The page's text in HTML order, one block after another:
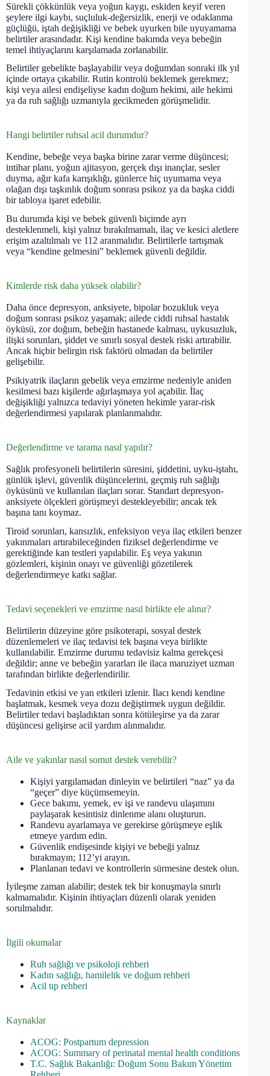
Sürekli çökkünlük veya yoğun kaygı, eskiden keyif veren
şeylere ilgi kaybı, suçluluk-değersizlik, enerji ve odaklanma
güçlüğü, iştah değişikliği ve bebek uyurken bile uyuyamama
belirtiler arasındadır. Kişi kendine bakımda veya bebeğin
temel ihtiyaçlarını karşılamada zorlanabilir.
Belirtiler gebelikte başlayabilir veya doğumdan sonraki ilk yıl
içinde ortaya çıkabilir. Rutin kontrolü beklemek gerekmez;
kişi veya ailesi endişeliyse kadın doğum hekimi, aile hekimi
ya da ruh sağlığı uzmanıyla gecikmeden görüşmelidir.
Hangi belirtiler ruhsal acil durumdur?
Kendine, bebeğe veya başka birine zarar verme düşüncesi;
intihar planı, yoğun ajitasyon, gerçek dışı inançlar, sesler
duyma, ağır kafa karışıklığı, günlerce hiç uyumama veya
olağan dışı taşkınlık doğum sonrası psikoz ya da başka ciddi
bir tabloya işaret edebilir.
Bu durumda kişi ve bebek güvenli biçimde ayrı
desteklenmeli, kişi yalnız bırakılmamalı, ilaç ve kesici aletlere
erişim azaltılmalı ve 112 aranmalıdır. Belirtilerle tartışmak
veya “kendine gelmesini” beklemek güvenli değildir.
Kimlerde risk daha yüksek olabilir?
Daha önce depresyon, anksiyete, bipolar bozukluk veya
doğum sonrası psikoz yaşamak; ailede ciddi ruhsal hastalık
öyküsü, zor doğum, bebeğin hastanede kalması, uykusuzluk,
ilişki sorunları, şiddet ve sınırlı sosyal destek riski artırabilir.
Ancak hiçbir belirgin risk faktörü olmadan da belirtiler
gelişebilir.
Psikiyatrik ilaçların gebelik veya emzirme nedeniyle aniden
kesilmesi bazı kişilerde ağırlaşmaya yol açabilir. İlaç
değişikliği yalnızca tedaviyi yöneten hekimle yarar-risk
değerlendirmesi yapılarak planlanmalıdır.
Değerlendirme ve tarama nasıl yapılır?
Sağlık profesyoneli belirtilerin süresini, şiddetini, uyku-iştahı,
günlük işlevi, güvenlik düşüncelerini, geçmiş ruh sağlığı
öyküsünü ve kullanılan ilaçları sorar. Standart depresyon-
anksiyete ölçekleri görüşmeyi destekleyebilir; ancak tek
başına tanı koymaz.
Tiroid sorunları, kansızlık, enfeksiyon veya ilaç etkileri benzer
yakınmaları artırabileceğinden fiziksel değerlendirme ve
gerektiğinde kan testleri yapılabilir. Eş veya yakının
gözlemleri, kişinin onayı ve güvenliği gözetilerek
değerlendirmeye katkı sağlar.
Tedavi seçenekleri ve emzirme nasıl birlikte ele alınır?
Belirtilerin düzeyine göre psikoterapi, sosyal destek
düzenlemeleri ve ilaç tedavisi tek başına veya birlikte
kullanılabilir. Emzirme durumu tedavisiz kalma gerekçesi
değildir; anne ve bebeğin yararları ile ilaca maruziyet uzman
tarafından birlikte değerlendirilir.
Tedavinin etkisi ve yan etkileri izlenir. İlacı kendi kendine
başlatmak, kesmek veya dozu değiştirmek uygun değildir.
Belirtiler tedavi başladıktan sonra kötüleşirse ya da zarar
düşüncesi gelişirse acil yardım alınmalıdır.
Aile ve yakınlar nasıl somut destek verebilir?
Kişiyi yargılamadan dinleyin ve belirtileri “naz” ya da
“geçer” diye küçümsemeyin.
Gece bakımı, yemek, ev işi ve randevu ulaşımını
paylaşarak kesintisiz dinlenme alanı oluşturun.
Randevu ayarlamaya ve gerekirse görüşmeye eşlik
etmeye yardım edin.
Güvenlik endişesinde kişiyi ve bebeği yalnız
bırakmayın; 112’yi arayın.
Planlanan tedavi ve kontrollerin sürmesine destek olun.
İyileşme zaman alabilir; destek tek bir konuşmayla sınırlı
kalmamalıdır. Kişinin ihtiyaçları düzenli olarak yeniden
sorulmalıdır.
İlgili okumalar
Ruh sağlığı ve psikoloji rehberi
Kadın sağlığı, hamilelik ve doğum rehberi
Acil tıp rehberi
Kaynaklar
ACOG: Postpartum depression
ACOG: Summary of perinatal mental health conditions
T.C. Sağlık Bakanlığı: Doğum Sonu Bakım Yönetim